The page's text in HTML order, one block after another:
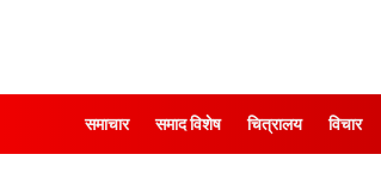
समाचार समाद विशेष चित्रालय विचार